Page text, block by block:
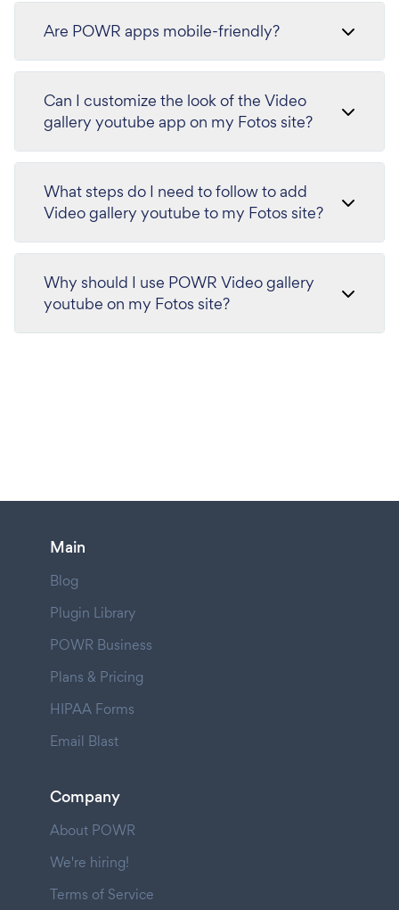
Are POWR apps mobile-friendly?
Can I customize the look of the Video
gallery youtube app on my Fotos site?
What steps do I need to follow to add
Video gallery youtube to my Fotos site?
Why should I use POWR Video gallery
youtube on my Fotos site?
Main
Blog
Plugin Library
POWR Business
Plans & Pricing
HIPAA Forms
Email Blast
Company
About POWR
We're hiring!
Terms of Service